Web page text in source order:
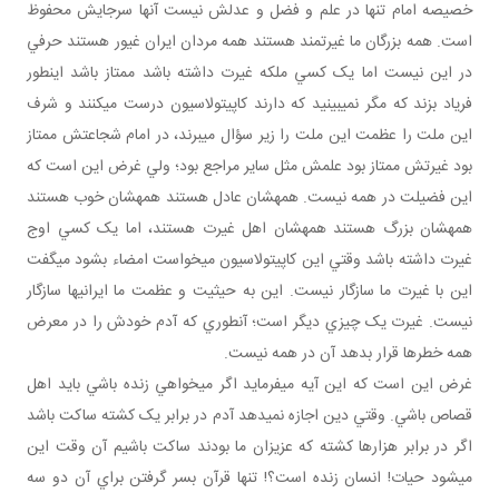
خصيصه امام تنها در علم و فضل و عدلش نيست آنها سرجايش محفوظ
است. همه بزرگان ما غيرتمند هستند همه مردان ايران غيور هستند حرفي
در اين نيست اما يک کسي ملکه غيرت داشته باشد ممتاز باشد اين طور
فرياد بزند که مگر نمي بينيد که دارند کاپيتولاسيون درست مي کنند و شرف
اين ملت را عظمت اين ملت را زير سؤال مي برند، در امام شجاعتش ممتاز
بود غيرتش ممتاز بود علمش مثل ساير مراجع بود؛ ولي غرض اين است که
اين فضيلت در همه نيست. همه شان عادل هستند همه شان خوب هستند
همه شان بزرگ هستند همه شان اهل غيرت هستند، اما يک کسي اوج
غيرت داشته باشد وقتي اين کاپيتولاسيون مي خواست امضاء بشود مي گفت
اين با غيرت ما سازگار نيست. اين به حيثيت و عظمت ما ايراني ها سازگار
نيست. غيرت يک چيزي ديگر است؛ آن طوري که آدم خودش را در معرض
همه خطرها قرار بدهد آن در همه نيست.
غرض اين است که اين آيه مي فرمايد اگر مي خواهي زنده باشي بايد اهل
قصاص باشي. وقتي دين اجازه نمي دهد آدم در برابر يک کشته ساکت باشد
اگر در برابر هزارها کشته که عزيزان ما بودند ساکت باشيم آن وقت اين
مي شود حيات! انسان زنده است؟! تنها قرآن بسر گرفتن براي آن دو سه